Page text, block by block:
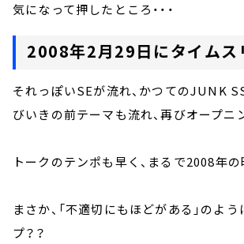
気になって押したところ・・・
2008年2月29日にタイムス
それっぽいSEが流れ、かつてのJUNK
びいきの前テーマも流れ、再びオープニ
トークのテンポも早く、まるで2008年の時
まさか、「不適切にもほどがある」のよ
プ？？